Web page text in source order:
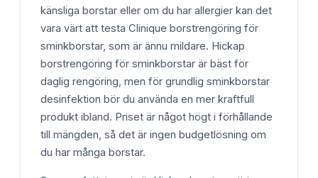
känsliga borstar eller om du har allergier kan det
vara värt att testa Clinique borstrengöring för
sminkborstar, som är ännu mildare. Hickap
borstrengöring för sminkborstar är bäst för
daglig rengöring, men för grundlig sminkborstar
desinfektion bör du använda en mer kraftfull
produkt ibland. Priset är något högt i förhållande
till mängden, så det är ingen budgetlösning om
du har många borstar.